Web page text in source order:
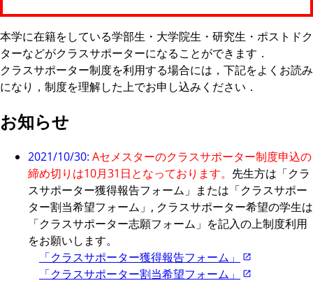
本学に在籍をしている学部生・大学院生・研究生・ポストドク
ターなどがクラスサポーターになることができます．
クラスサポーター制度を利用する場合には，下記をよくお読み
になり，制度を理解した上でお申し込みください．
お知らせ
2021/10/30: Aセメスターのクラスサポーター制度申込の
締め切りは10月31日となっております。 先生方は「クラ
スサポーター獲得報告フォーム」または「クラスサポー
ター割当希望フォーム」, クラスサポーター希望の学生は
「クラスサポーター志願フォーム」を記入の上制度利用
をお願いします。
「クラスサポーター獲得報告フォーム」
「クラスサポーター割当希望フォーム」